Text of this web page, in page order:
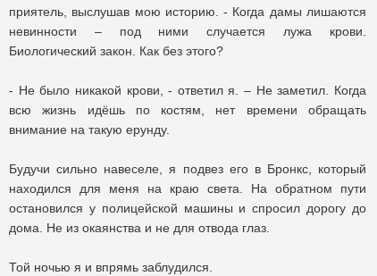
приятель, выслушав мою историю. - Когда дамы лишаются
невинности – под ними случается лужа крови.
Биологический закон. Как без этого?
- Не было никакой крови, - ответил я. – Не заметил. Когда
всю жизнь идёшь по костям, нет времени обращать
внимание на такую ерунду.
Будучи сильно навеселе, я подвез его в Бронкс, который
находился для меня на краю света. На обратном пути
остановился у полицейской машины и спросил дорогу до
дома. Не из окаянства и не для отвода глаз.
Той ночью я и впрямь заблудился.